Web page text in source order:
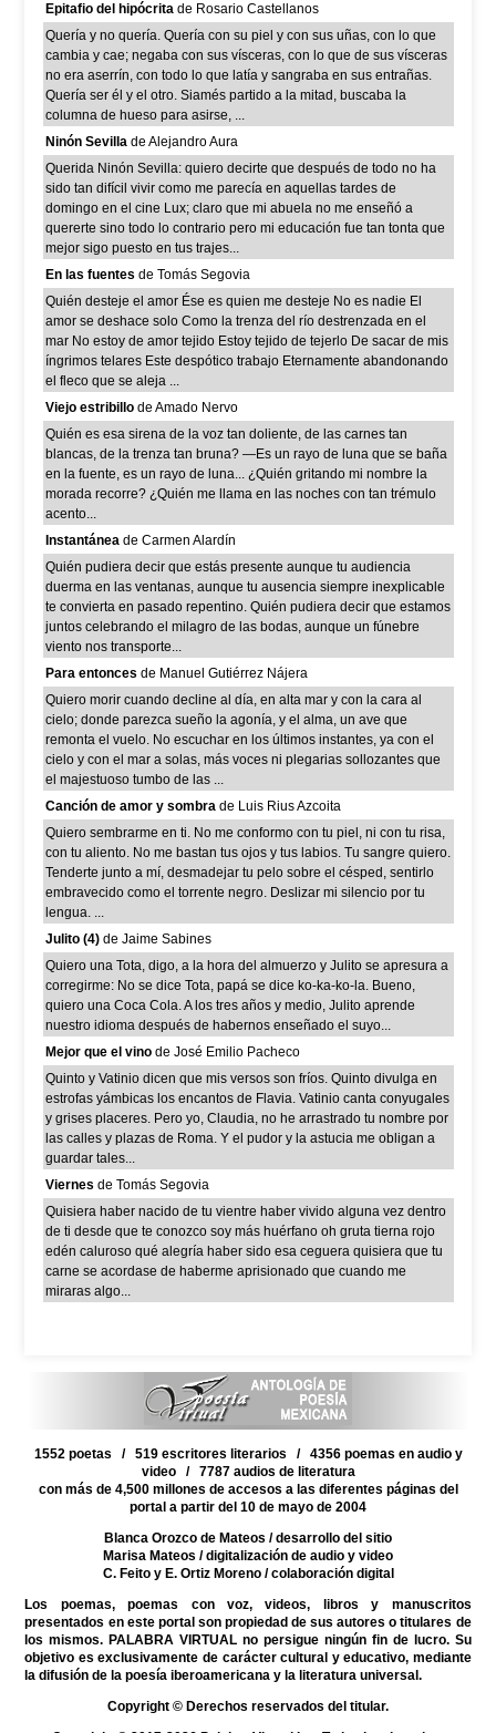
Epitafio del hipócrita de Rosario Castellanos
Quería y no quería. Quería con su piel y con sus uñas, con lo que
cambia y cae; negaba con sus vísceras, con lo que de sus vísceras
no era aserrín, con todo lo que latía y sangraba en sus entrañas.
Quería ser él y el otro. Siamés partido a la mitad, buscaba la
columna de hueso para asirse, ...
Ninón Sevilla de Alejandro Aura
Querida Ninón Sevilla: quiero decirte que después de todo no ha
sido tan difícil vivir como me parecía en aquellas tardes de
domingo en el cine Lux; claro que mi abuela no me enseñó a
quererte sino todo lo contrario pero mi educación fue tan tonta que
mejor sigo puesto en tus trajes...
En las fuentes de Tomás Segovia
Quién desteje el amor Ése es quien me desteje No es nadie El
amor se deshace solo Como la trenza del río destrenzada en el
mar No estoy de amor tejido Estoy tejido de tejerlo De sacar de mis
íngrimos telares Este despótico trabajo Eternamente abandonando
el fleco que se aleja ...
Viejo estribillo de Amado Nervo
Quién es esa sirena de la voz tan doliente, de las carnes tan
blancas, de la trenza tan bruna? —Es un rayo de luna que se baña
en la fuente, es un rayo de luna... ¿Quién gritando mi nombre la
morada recorre? ¿Quién me llama en las noches con tan trémulo
acento...
Instantánea de Carmen Alardín
Quién pudiera decir que estás presente aunque tu audiencia
duerma en las ventanas, aunque tu ausencia siempre inexplicable
te convierta en pasado repentino. Quién pudiera decir que estamos
juntos celebrando el milagro de las bodas, aunque un fúnebre
viento nos transporte...
Para entonces de Manuel Gutiérrez Nájera
Quiero morir cuando decline al día, en alta mar y con la cara al
cielo; donde parezca sueño la agonía, y el alma, un ave que
remonta el vuelo. No escuchar en los últimos instantes, ya con el
cielo y con el mar a solas, más voces ni plegarias sollozantes que
el majestuoso tumbo de las ...
Canción de amor y sombra de Luis Rius Azcoita
Quiero sembrarme en ti. No me conformo con tu piel, ni con tu risa,
con tu aliento. No me bastan tus ojos y tus labios. Tu sangre quiero.
Tenderte junto a mí, desmadejar tu pelo sobre el césped, sentirlo
embravecido como el torrente negro. Deslizar mi silencio por tu
lengua. ...
Julito (4) de Jaime Sabines
Quiero una Tota, digo, a la hora del almuerzo y Julito se apresura a
corregirme: No se dice Tota, papá se dice ko-ka-ko-la. Bueno,
quiero una Coca Cola. A los tres años y medio, Julito aprende
nuestro idioma después de habernos enseñado el suyo...
Mejor que el vino de José Emilio Pacheco
Quinto y Vatinio dicen que mis versos son fríos. Quinto divulga en
estrofas yámbicas los encantos de Flavia. Vatinio canta conyugales
y grises placeres. Pero yo, Claudia, no he arrastrado tu nombre por
las calles y plazas de Roma. Y el pudor y la astucia me obligan a
guardar tales...
Viernes de Tomás Segovia
Quisiera haber nacido de tu vientre haber vivido alguna vez dentro
de ti desde que te conozco soy más huérfano oh gruta tierna rojo
edén caluroso qué alegría haber sido esa ceguera quisiera que tu
carne se acordase de haberme aprisionado que cuando me
miraras algo...
1552 poetas / 519 escritores literarios / 4356 poemas en audio y
video / 7787 audios de literatura
con más de 4,500 millones de accesos a las diferentes páginas del
portal a partir del 10 de mayo de 2004
Blanca Orozco de Mateos / desarrollo del sitio
Marisa Mateos / digitalización de audio y video
C. Feito y E. Ortiz Moreno/ colaboración digital
Los poemas, poemas con voz, videos, libros y manuscritos
presentados en este portal son propiedad de sus autores o titulares de
los mismos. PALABRA VIRTUAL no persigue ningún fin de lucro. Su
objetivo es exclusivamente de carácter cultural y educativo, mediante
la difusión de la poesía iberoamericana y la literatura universal.
Copyright © Derechos reservados del titular.